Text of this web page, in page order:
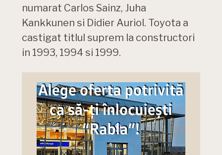
numarat Carlos Sainz, Juha
Kankkunen si Didier Auriol. Toyota a
castigat titlul suprem la constructori
in 1993, 1994 si 1999.